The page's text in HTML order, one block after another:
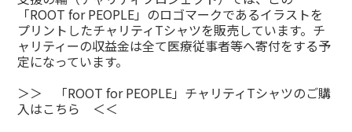
「ROOT for PEOPLE」のロゴマークであるイラストを
プリントしたチャリティTシャツを販売しています。チ
ャリティーの収益金は全て医療従事者等へ寄付をする予
定になっています。
＞＞ 「ROOT for PEOPLE」チャリティTシャツのご購
入はこちら ＜＜